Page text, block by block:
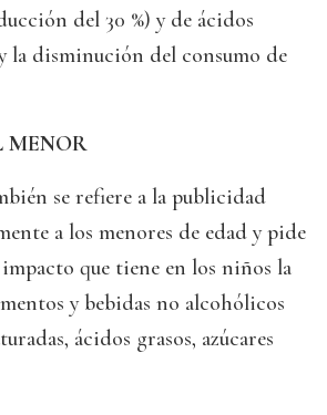
del 30 %) y de ácidos
la disminución del consumo de
MENOR
se refiere a la publicidad
a los menores de edad y pide
impacto que tiene en los niños la
y bebidas no alcohólicos
ácidos grasos, azúcares